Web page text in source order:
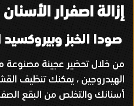
إزالة اصفرار
صودا الخبز وبيروكسيد
من خلال تحضير عجينة مصنوعة
الهيدروجين ، يمكنك تنظيف
أسنانك والتخلص من البقع